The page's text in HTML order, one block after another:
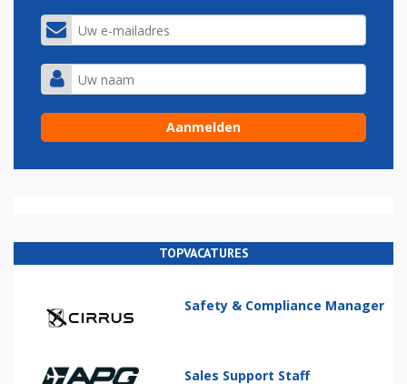
TOPVACATURES
Safety & Compliance Manager
Sales Support Staff